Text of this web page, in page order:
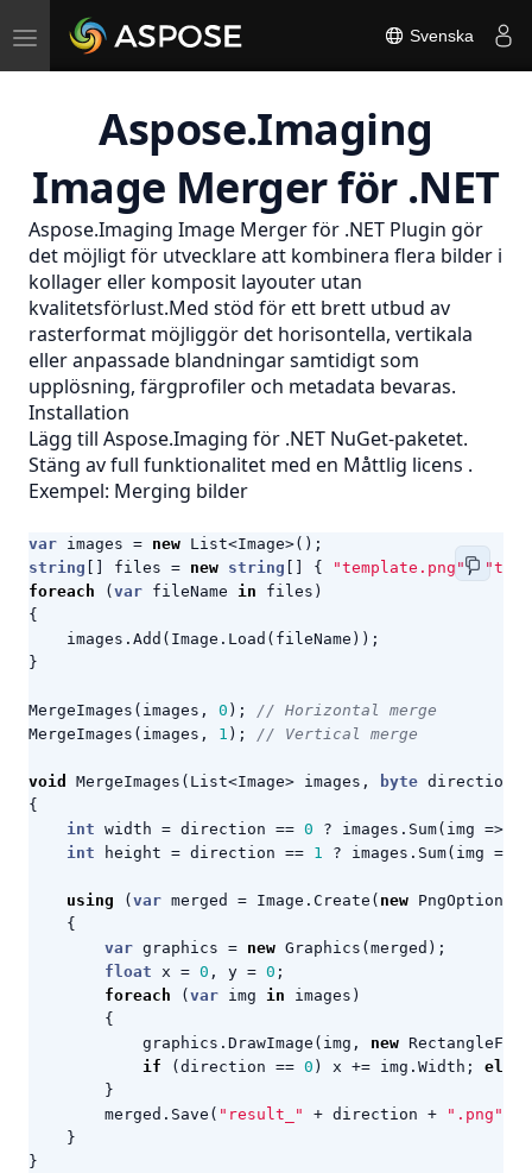
Toggle
navigation
Svenska
Aspose.Imaging
Image Merger för .NET
Aspose.Imaging Image Merger för .NET Plugin gör
det möjligt för utvecklare att kombinera flera bilder i
kollager eller komposit layouter utan
kvalitetsförlust.Med stöd för ett brett utbud av
rasterformat möjliggör det horisontella, vertikala
eller anpassade blandningar samtidigt som
upplösning, färgprofiler och metadata bevaras.
Installation
Lägg till Aspose.Imaging för .NET NuGet-paketet.
Stäng av full funktionalitet med en Måttlig licens .
Exempel: Merging bilder
var images = new List<Image>();
string
files = new string { "template.png",
foreach
( var fileName in files )
{
images . Add ( Image . Load ( fileName ));
}
MergeImages ( images , 0 );
// Horizontal merge
MergeImages ( images , 1 ); // Vertical merge
void MergeImages ( List<Image> images , byte direction
{
int width = direction == 0 ? images . Sum( img =>
int
height = direction == 1 ? images . Sum( img =>
using ( var merged = Image . Create ( new PngOptions
{
var graphics = new Graphics ( merged );
float x = 0 , y = 0 ;
foreach
( var img in images )
{
graphics . DrawImage ( img , new RectangleF
if
( direction == 0 ) x += img . Width ;
else
}
merged . Save ( "result_" + direction + ".png"
}
}